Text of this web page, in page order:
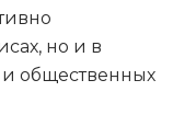
но и в
и общественных